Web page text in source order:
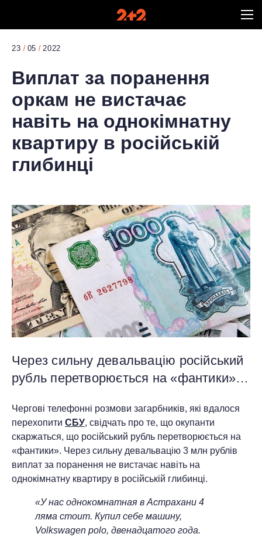
23 05 2022
Виплат за поранення
оркам не вистачає
навіть на однокімнатну
квартиру в російській
глибинці
Через сильну девальвацію російський
рубль перетворюється на «фантики»…
Чергові телефонні розмови загарбників, які вдалося
перехопити СБУ, свідчать про те, що окупанти
скаржаться, що російський рубль перетворюється на
«фантики». Через сильну девальвацію 3 млн рублів
виплат за поранення не вистачає навіть на
однокімнатну квартиру в російській глибинці.
«У нас однокомнатная в Астрахани 4
ляма стоит. Купил себе машину,
Volkswagen polo, двенадцатого года.